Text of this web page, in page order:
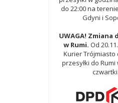
do 22:00 na
Gdyni i
UWAGA! Zmiana
w Rumi. Od
Kurier Trójmiasto
przesyłki do
czwartki.